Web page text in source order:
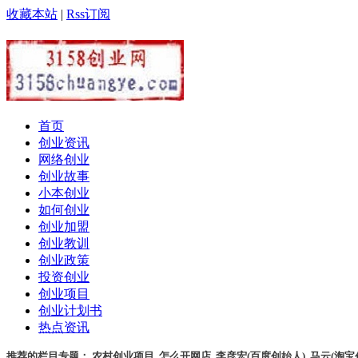
收藏本站 | Rss订阅
首页
创业资讯
网络创业
创业故事
小本创业
如何创业
创业加盟
创业教训
创业政策
投资创业
创业项目
创业计划书
热点资讯